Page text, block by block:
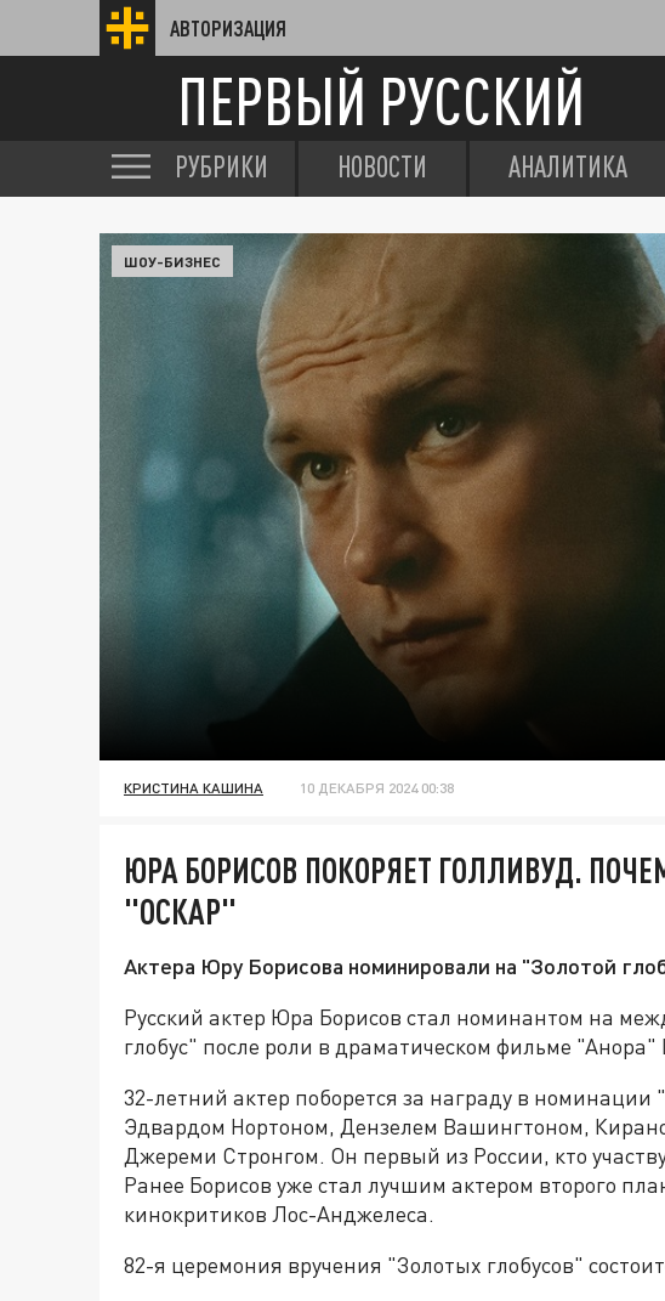
АВТОРИЗАЦИЯ
ПЕРВЫЙ РУССКИЙ
РУБРИКИ НОВОСТИ АНАЛИТИКА
ШОУ-БИЗНЕС
КРИСТИНА КАШИНА 10 ДЕКАБРЯ 2024 00:38
ЮРА БОРИСОВ ПОКОРЯЕТ ГОЛЛИВУД.
"ОСКАР"
Актера Юру Борисова номинировали на "Золотой
Русский актер Юра Борисов стал номинантом на
глобус" после роли в драматическом фильме
32-летний актер поборется за награду в
Эдвардом Нортоном, Дензелем Вашингтоном,
Джереми Стронгом. Он первый из России, кто
Ранее Борисов уже стал лучшим актером второго
кинокритиков Лос-Анджелеса.
82-я церемония вручения "Золотых глобусов"